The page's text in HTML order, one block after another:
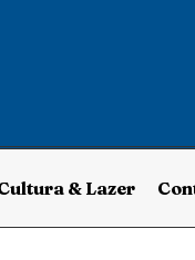
& Lazer